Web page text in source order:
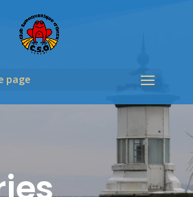
page